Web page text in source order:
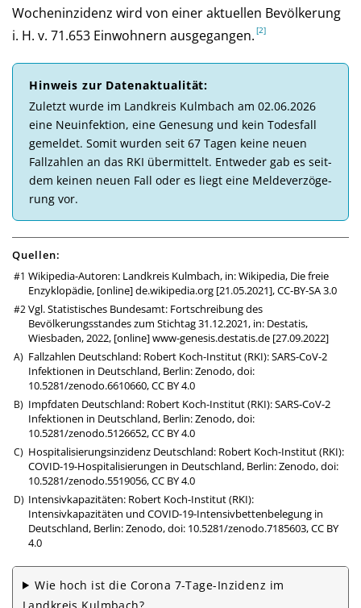
Wochen­inzi­denz wird von einer aktu­el­len Be­völ­ke­rung
i. H. v. 71.653 Ein­woh­nern aus­ge­gan­gen.
Hinweis zur Daten­aktuali­tät:
Zu­letzt wurde im Landkreis Kulmbach am 02.06.2026
eine Neu­in­fek­tion, eine Ge­ne­sung und kein Todes­fall
ge­mel­det. So­mit wur­den seit 67 Tagen keine neuen
Fall­zahlen an das RKI über­mittelt. Ent­weder gab es seit­
dem kei­nen neuen Fall oder es liegt eine Melde­ver­zö­ge­
rung vor.
Quellen:
Wikipedia-Autoren: Landkreis Kulmbach, in: Wikipedia, Die freie
Enzyklopädie, [online]de.wikipedia.org[21.05.2021],CC-BY-SA 3.0
Vgl. Statistisches Bundesamt: Fortschreibung des
Bevölkerungsstandes zum Stichtag 31.12.2021, in: Destatis,
Wiesbaden, 2022, [online]www-genesis.destatis.de[27.09.2022]
Fallzahlen Deutschland: Robert Koch-Institut (RKI): SARS-CoV-2
Infektionen in Deutschland, Berlin: Zenodo,doi:
10.5281/zenodo.6610660,CC BY 4.0
Impfdaten Deutschland: Robert Koch-Institut (RKI): SARS-CoV-2
Infektionen in Deutschland, Berlin: Zenodo,doi:
10.5281/zenodo.5126652,CC BY 4.0
Hospitalisierungsinzidenz Deutschland: Robert Koch-Institut (RKI):
COVID-19-Hospitalisierungen in Deutschland, Berlin: Zenodo,doi:
10.5281/zenodo.5519056,CC BY 4.0
Intensivkapazitäten: Robert Koch-Institut (RKI):
Intensivkapazitäten und COVID-19-Intensivbettenbelegung in
Deutschland, Berlin: Zenodo,doi: 10.5281/zenodo.7185603,CC BY
4.0
Wie hoch ist die Corona 7-Tage-Inzidenz im